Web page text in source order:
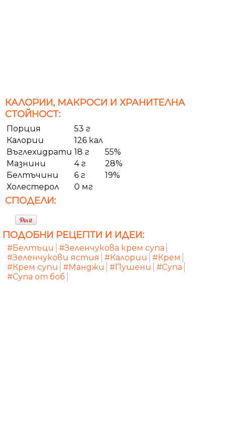
КАЛОРИИ, МАКРОСИ И ХРАНИТЕЛНА
СТОЙНОСТ:
Порция
53 г
Калории
126 кал
Въглехидрати 18 г
55%
Мазнини
4 г
28%
Белтъчини
6 г
19%
Холестерол
0 мг
СПОДЕЛИ:
ПОДОБНИ РЕЦЕПТИ И ИДЕИ:
#Белтъци
#Зеленчукова крем супа
#Зеленчукови ястия
#Калории
#Крем
#Крем супи
#Манджи #Пушени
#Супа
#Супа от боб